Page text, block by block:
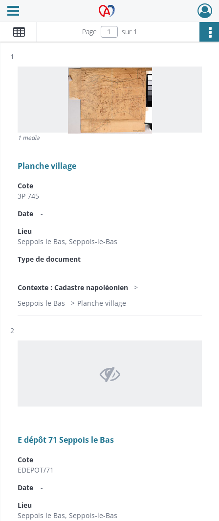
Archives Alsace - Colmar
Ouvrir le menu déroulant
Page sur 1
Résultat n°
1
1 media
Planche village
Cote
3P 745
Date
-
Lieu
Seppois le Bas, Seppois-le-Bas
Type de document
-
Contexte : Cadastre napoléonien
Seppois le Bas
Planche village
Résultat n°
2
E dépôt 71 Seppois le Bas
Cote
EDEPOT/71
Date
-
Lieu
Seppois le Bas, Seppois-le-Bas